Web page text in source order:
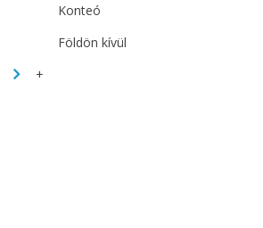
Konteó
Földön kívül
+